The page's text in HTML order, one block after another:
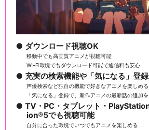
ダウンロード視聴OK
移動中でも高画質アニメが視聴可能
Wi-Fi環境でもダウンロード可能で通信料も安心
充実の検索機能や「気になる」登録
声優検索など独自の機能で好きなアニメを楽しめる
「気になる」登録で、新作アニメの最新話の追加
TV・PC・タブレット・
ion®5でも視聴可能
自分に合った環境でいつでもアニメを楽しめる